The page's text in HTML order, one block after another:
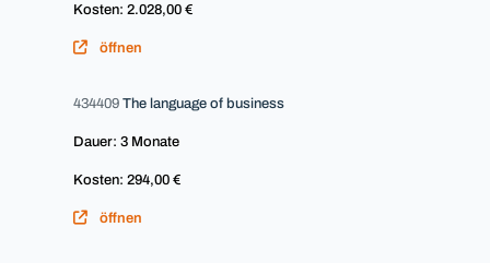
Kosten: 2.028,00 €
öffnen
434409 The language of business
Dauer: 3 Monate
Kosten: 294,00 €
öffnen